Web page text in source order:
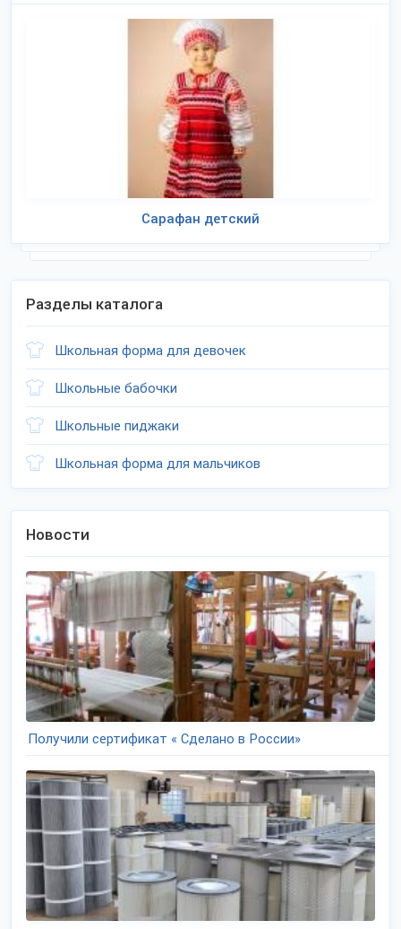
Сарафан детский
Разделы каталога
Школьная форма для девочек
Школьные бабочки
Школьные пиджаки
Школьная форма для мальчиков
Новости
Получили сертификат « Сделано в России»